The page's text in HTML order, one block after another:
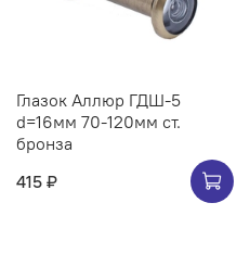
Глазок Аллюр ГДШ-5
d=16мм 70-120мм ст.
бронза
415 ₽